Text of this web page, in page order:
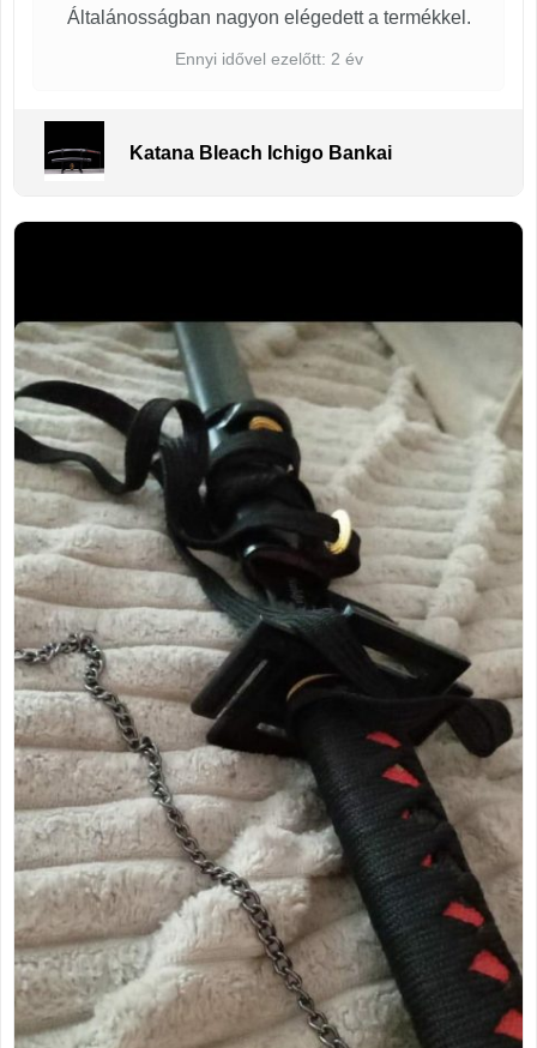
Általánosságban nagyon elégedett a termékkel.
Ennyi idővel ezelőtt: 2 év
Katana Bleach Ichigo Bankai